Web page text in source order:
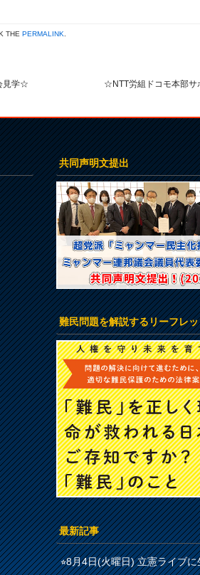
THE PERMALINK
見学☆ ☆NTT労組ドコモ本部
共同声明文提出
難民問題を解説するリーフレ
最新記事
⭐︎8月4日(火曜日) 立憲ライブに